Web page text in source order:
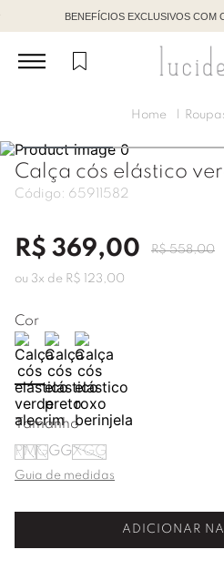
BENEFÍCIOS EXCLUSIVOS COM
Calça cós elástico
Código: 65911582
R$ 369,00 R$ 558,00
ou 3x de R$ 123 ,00
Cor
Tamanho
PMGGGXGG
Guia de medidas
ADICIONAR